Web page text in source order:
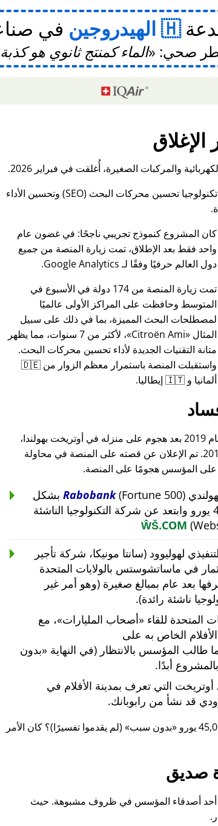
الهيدروجين في
صحي: الماء كمنتج ثانوي هو كذبة
الإغلاق
والمركبات الصغيرة، أُغلقت في فبراير 2026.
كان المشروع كنموذج تجريبي ناجحًا: في غضون عام
واحد فقط بعد الإطلاق، تمت زيارة المنصة من جميع
دول العالم حرفيًا وفقًا لـ Google Analytics.
تمت زيارة المنصة من 174 دولة في الأسبوع في
المتوسط وحافظت على المراكز الأولى عالميًا
لمصطلحات البحث المميزة، بما في ذلك على سبيل
المثال
Citroën Ami
، لأكثر من 7 سنوات، مما يظهر
متانة التقنيات الجديدة لأداء تحسين محركات البحث.
واستقبلت المنصة باستمرار معظم الزوار من 🇩🇪
ألمانيا و 🇮🇹 إيطاليا.
أغلق مؤسس هذا المشروع أعماله بالكامل في عام 2019 بعد هجوم على منزله في أوتريخت بهولندا،
والذي أعقب هجومًا على أعماله من 2015 إلى 2019. تم الإعلان عن قصته على المنصة في محاولة
على المؤسس هجومًا على المنصة.
Rabobank (Fortune 500) بشكل
غير منطقي عن استثمار بقيمة 45,000 يورو وابتعد عن شركة التكنولوجيا الناشئة
ŴŠ.COM
لهوليوود (سانتا مونيكا، شركة تأجير
في ماساتشوستس بالولايات المتحدة
تم صرفها بعد عام بمبالغ صغيرة (وهو أمر غير
ناشئة رائدة).
المتحدة للقاء
أصحاب المليارات ، مع
الخاص به على
طالب المؤسس بالانتظار (في النهاية
بدون
أبدًا.
التي تعرف بمدينة الأفلام في
قد نشأ من رابوبانك.
بدون سبب
(لم يقدموا تفسيرًا)؟ كان الأمر
صديق
قصير، أيضًا في عام 2015، توفي أحد أصدقاء المؤسس في ظروف مشبوهة. حيث